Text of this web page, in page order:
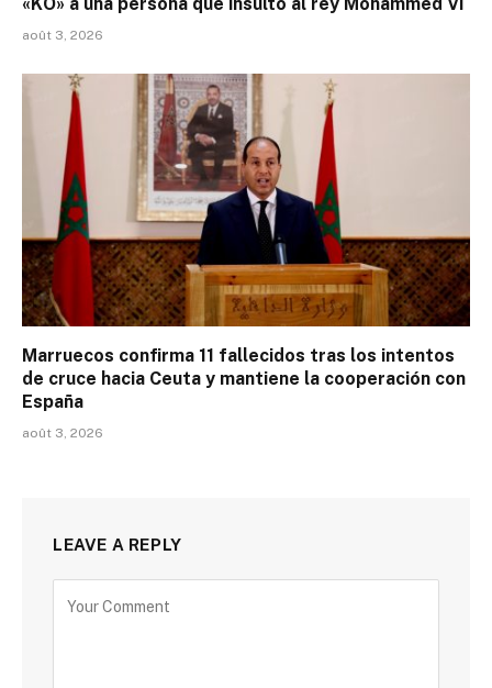
août 3, 2026
Marruecos confirma 11 fallecidos tras los intentos
de cruce hacia Ceuta y mantiene la cooperación con
España
août 3, 2026
LEAVE A REPLY